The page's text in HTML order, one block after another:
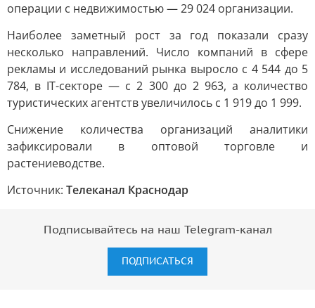
операции с недвижимостью — 29 024 организации.
Наиболее заметный рост за год показали сразу
несколько направлений. Число компаний в сфере
рекламы и исследований рынка выросло с 4 544 до 5
784, в IT-секторе — с 2 300 до 2 963, а количество
туристических агентств увеличилось с 1 919 до 1 999.
Снижение количества организаций аналитики
зафиксировали в оптовой торговле и
растениеводстве.
Источник: Телеканал Краснодар
Подписывайтесь на наш Telegram-канал
ПОДПИСАТЬСЯ